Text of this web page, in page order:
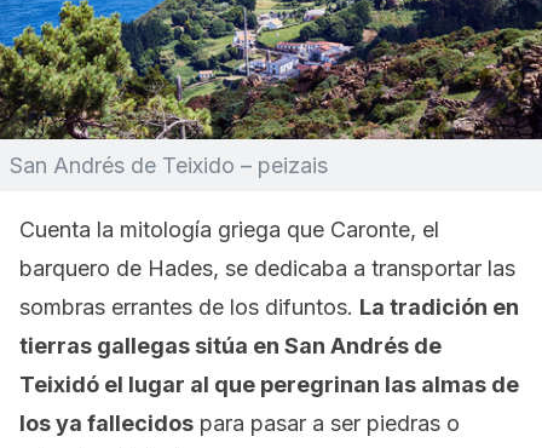
San Andrés de Teixido – peizais
Cuenta la mitología griega que Caronte, el
barquero de Hades, se dedicaba a transportar las
sombras errantes de los difuntos. La tradición en
tierras gallegas sitúa en San Andrés de
Teixidó el lugar al que peregrinan las almas de
los ya fallecidos para pasar a ser piedras o